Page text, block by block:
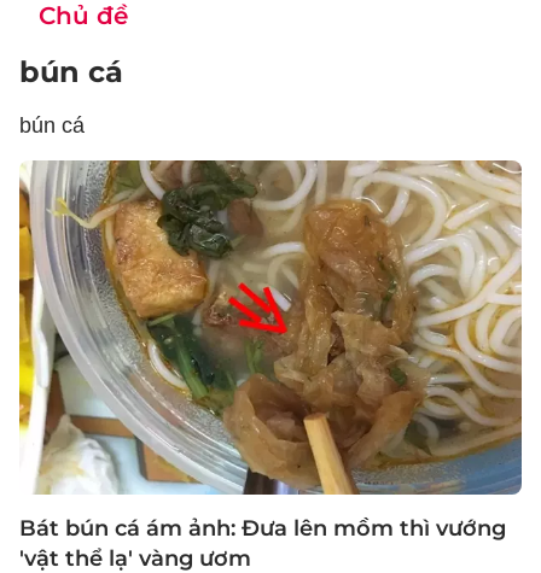
Chủ đề
bún cá
bún cá
Bát bún cá ám ảnh: Đưa lên mồm thì vướng
'vật thể lạ' vàng ươm